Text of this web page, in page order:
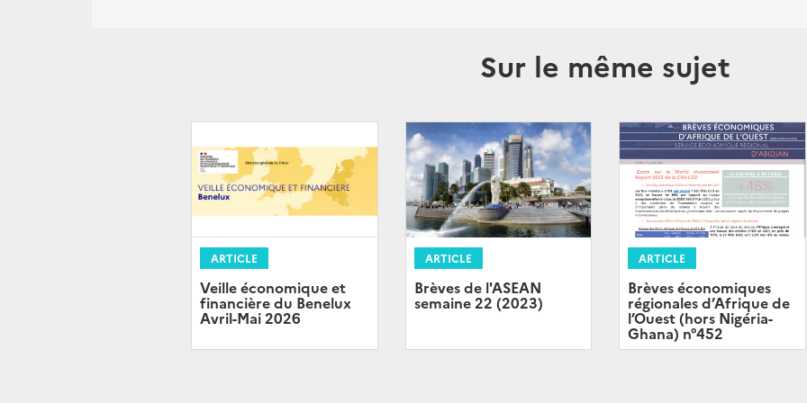
Sur le même sujet
ARTICLE
Veille économique et
financière du Benelux
Avril-Mai 2026
ARTICLE
Brèves de l'ASEAN
semaine 22 (2023)
ARTICLE
Brèves économiques
régionales d’Afrique de
l’Ouest (hors Nigéria-
Ghana) n°452